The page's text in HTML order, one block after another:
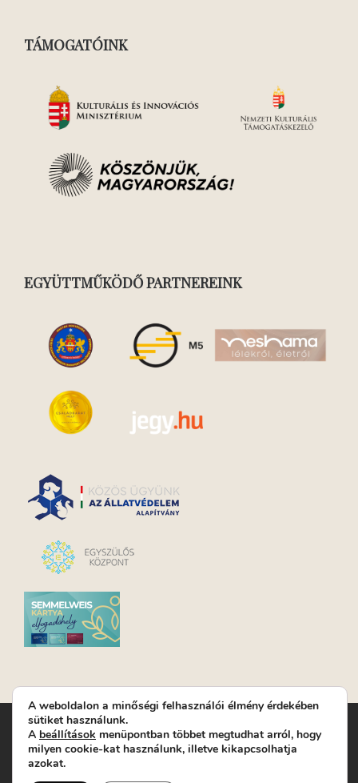
TÁMOGATÓINK
EGYÜTTMŰKÖDŐ PARTNEREINK
Turay Ida Színház Közhasznú Nonprofit Kft. | Működési
helyszín: Turay Ida Színház 1089 Budapest, Kálvária tér 6. |
Levelezési cím: 1089 Budapest, Kálvária tér 14. | Titkárság:
A weboldalon a minőségi felhasználói élmény érdekében
sütiket használunk.
A beállítások menüpontban többet megtudhat arról, hogy
milyen cookie-kat használunk, illetve kikapcsolhatja
azokat.